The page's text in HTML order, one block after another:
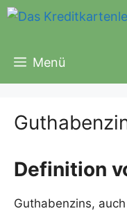
Zum
Inhalt
Menü
Definition
Guthabenzins,